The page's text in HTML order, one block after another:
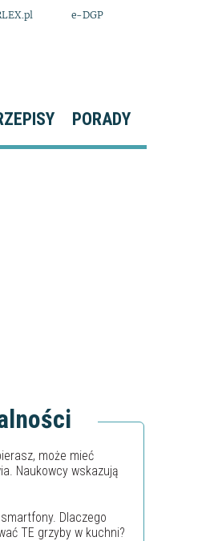
e-DGP
PORADY
może mieć
Naukowcy wskazują
Dlaczego
TE grzyby w kuchni?